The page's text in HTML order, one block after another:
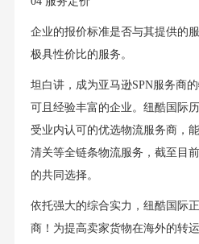
企业的报价标准是否与其提供的
极具性价比的服务。
坦白讲，成为亚马逊SPN服务商
可且经验丰富的企业。纽酷国际
受业内认可的优选物流服务商，
清关等全链条物流服务，截至目
的共同选择。
依托强大的综合实力，纽酷国际
商！为提高卖家货物在海外的转